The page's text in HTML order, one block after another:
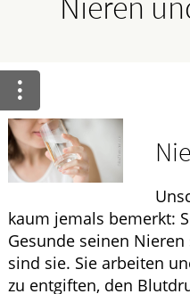
Ratgeber
Krankheiten & Therapie
ELTERN UND KIND
GESUND IM ALTER
kaum jemals bemerkt:
Gesunde seinen
sind sie. Sie arbeiten
zu entgiften, den